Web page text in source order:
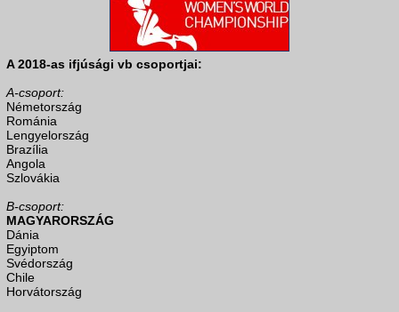
A 2018-as ifjúsági vb csoportjai:
A-csoport:
Németország
Románia
Lengyelország
Brazília
Angola
Szlovákia
B-csoport:
MAGYARORSZÁG
Dánia
Egyiptom
Svédország
Chile
Horvátország